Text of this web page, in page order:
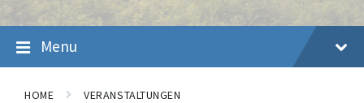
Menu
HOME VERANSTALTUNGEN